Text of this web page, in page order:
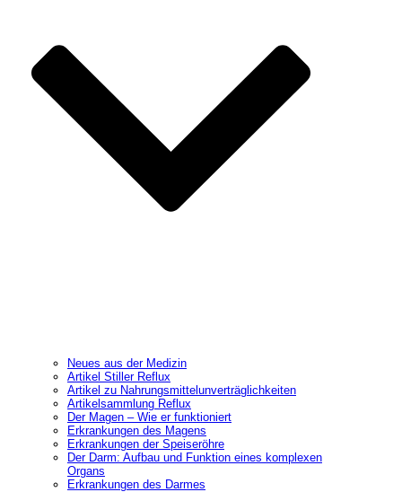
Neues aus der Medizin
Artikel Stiller Reflux
Artikel zu Nahrungsmittelunverträglichkeiten
Artikelsammlung Reflux
Der Magen – Wie er funktioniert
Erkrankungen des Magens
Erkrankungen der Speiseröhre
Der Darm: Aufbau und Funktion eines komplexen
Organs
Erkrankungen des Darmes